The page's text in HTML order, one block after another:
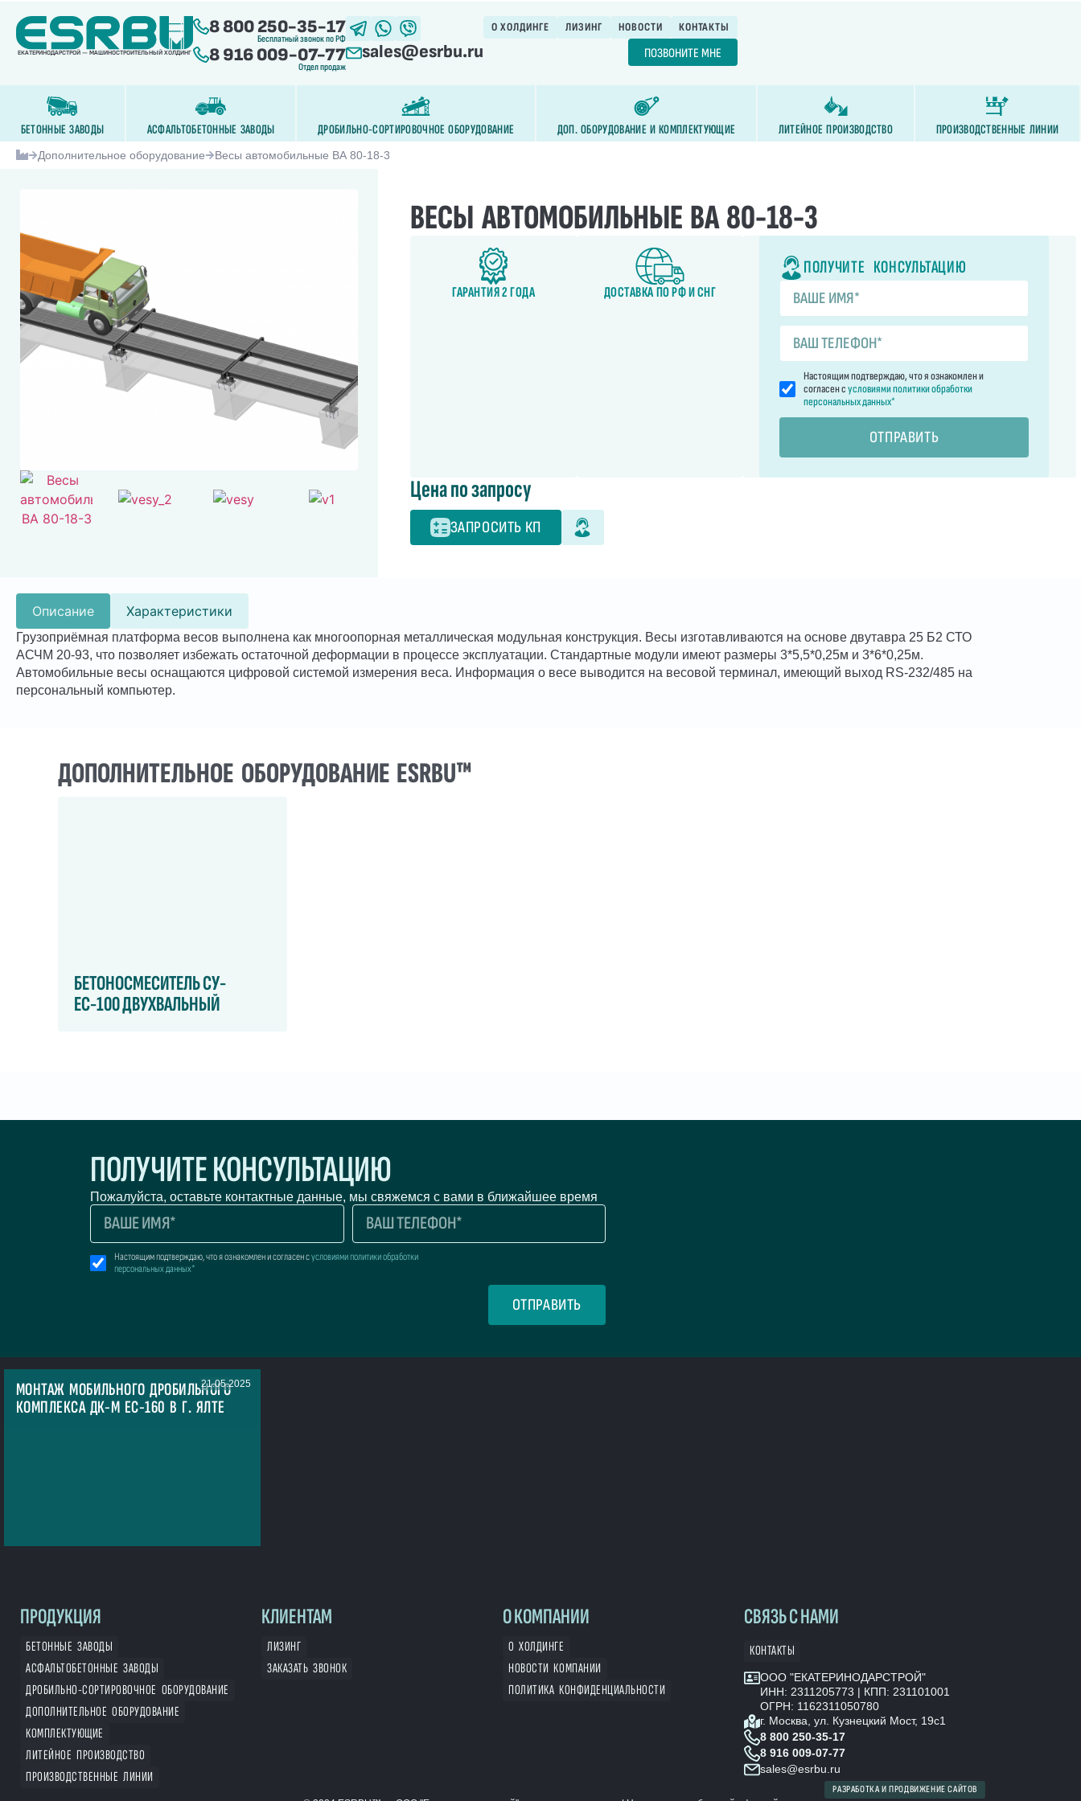
ЕКАТЕРИНОДАРСТРОЙ — МАШИНОСТРОИТЕЛЬНЫЙ ХОЛДИНГ
8 800 250-35-17
Бесплатный звонок по РФ
8 916 009-07-77
Отдел продаж
sales@esrbu.ru
О ХОЛДИНГЕ ЛИЗИНГ НОВОСТИ КОНТАКТЫ
ПОЗВОНИТЕ МНЕ
БЕТОННЫЕ ЗАВОДЫ АСФАЛЬТОБЕТОННЫЕ ЗАВОДЫ ДРОБИЛЬНО-СОРТИРОВОЧНОЕ ОБОРУДОВАНИЕ ДОП. ОБОРУДОВАНИЕ И КОМПЛЕКТУЮЩИЕ ЛИТЕЙНОЕ ПРОИЗВОДСТВО ПРОИЗВОДСТВЕННЫЕ ЛИНИИ
Дополнительное оборудование Весы автомобильные ВА 80-18-3
ВЕСЫ АВТОМОБИЛЬНЫЕ ВА 80-18-3
ГАРАНТИЯ 2 ГОДА ДОСТАВКА ПО РФ И СНГ
ВЫГОДНЫЙ ЛИЗИНГ
ОТ БАНКОВ - ПАРТНЕРОВ
ПОЛУЧИТЕ КОНСУЛЬТАЦИЮ
Настоящим подтверждаю, что я ознакомлен и
согласен сусловиями политики обработки
персональных данных*
ОТПРАВИТЬ
Цена по запросу
ЗАПРОСИТЬ КП
Описание Характеристики
Грузоприёмная платформа весов выполнена как многоопорная металлическая модульная конструкция. Весы изготавливаются на основе двутавра 25 Б2 СТО
АСЧМ 20-93, что позволяет избежать остаточной деформации в процессе эксплуатации. Стандартные модули имеют размеры 3*5,5*0,25м и 3*6*0,25м.
Автомобильные весы оснащаются цифровой системой измерения веса. Информация о весе выводится на весовой терминал, имеющий выход RS-232/485 на
персональный компьютер.
ДОПОЛНИТЕЛЬНОЕ ОБОРУДОВАНИЕ ESRBU™
БЕТОНОСМЕСИТЕЛЬ СУ-
ЕС-100 ДВУХВАЛЬНЫЙ
ПОЛУЧИТЕ КОНСУЛЬТАЦИЮ
Пожалуйста, оставьте контактные данные, мы свяжемся с вами в ближайшее время
Настоящим подтверждаю, что я ознакомлен и согласен сусловиями политики обработки
персональных данных*
ОТПРАВИТЬ
21.05.2025
МОНТАЖ МОБИЛЬНОГО ДРОБИЛЬНОГО
КОМПЛЕКСА ДК-М ЕС-160 В Г. ЯЛТЕ
ПРОДУКЦИЯ
БЕТОННЫЕ ЗАВОДЫ
АСФАЛЬТОБЕТОННЫЕ ЗАВОДЫ
ДРОБИЛЬНО-СОРТИРОВОЧНОЕ ОБОРУДОВАНИЕ
ДОПОЛНИТЕЛЬНОЕ ОБОРУДОВАНИЕ
КОМПЛЕКТУЮЩИЕ
ЛИТЕЙНОЕ ПРОИЗВОДСТВО
ПРОИЗВОДСТВЕННЫЕ ЛИНИИ
КЛИЕНТАМ
ЛИЗИНГ
ЗАКАЗАТЬ ЗВОНОК
О КОМПАНИИ
О ХОЛДИНГЕ
НОВОСТИ КОМПАНИИ
ПОЛИТИКА КОНФИДЕНЦИАЛЬНОСТИ
СВЯЗЬ С НАМИ
КОНТАКТЫ
ООО "ЕКАТЕРИНОДАРСТРОЙ"
ИНН: 2311205773 | КПП: 231101001
ОГРН: 1162311050780
г. Москва, ул. Кузнецкий Мост, 19с1
8 800 250-35-17
8 916 009-07-77
sales@esrbu.ru
РАЗРАБОТКА И ПРОДВИЖЕНИЕ САЙТОВ